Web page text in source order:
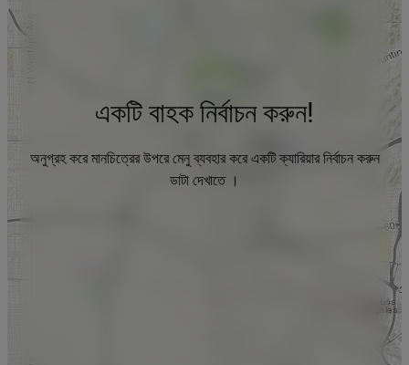
একটি বাহক নির্বাচন করুন!
অনুগ্রহ করে মানচিত্রের উপরে মেনু ব্যবহার করে একটি ক্যারিয়ার নির্বাচন করুন
ডাটা দেখাতে ।